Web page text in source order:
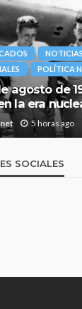
POLÍTICA
agosto de
la era
5 horas ago
SOCIALES